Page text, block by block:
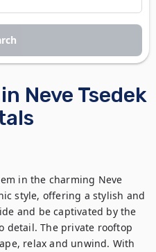
Neve Tsedek
in the charming Neve
style, offering a stylish and
and be captivated by the
detail. The private rooftop
relax and unwind. With